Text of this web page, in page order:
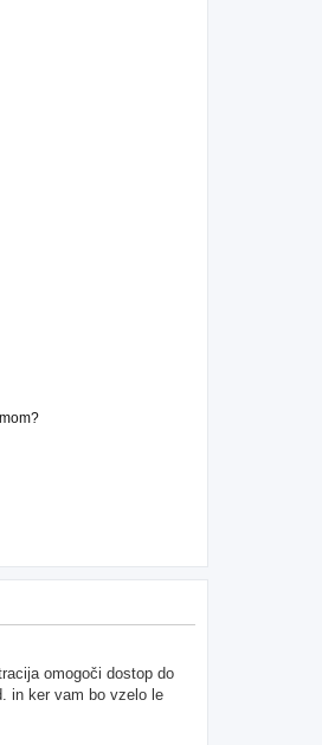
omogoči dostop do
in ker vam bo vzelo le